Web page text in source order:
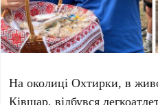
На околиціОхтирки, в
Ківшар, відбувся